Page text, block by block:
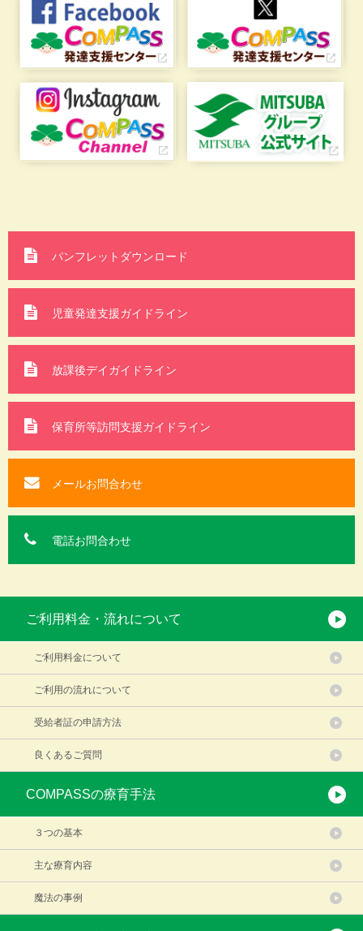
ご利用料金・流れについて
ご利用料金について
ご利用の流れについて
受給者証の申請方法
良くあるご質問
COMPASSの療育手法
３つの基本
主な療育内容
魔法の事例
パンフレットダウンロード
児童発達支援ガイドライン
放課後デイガイドライン
保育所等訪問支援ガイドライン
メールお問合わせ
電話お問合わせ